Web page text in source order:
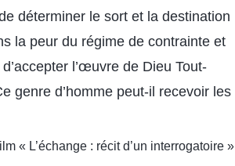
déterminer le sort et la destination
la peur du régime de contrainte et
l’œuvre de Dieu Tout-
genre d’homme peut-il recevoir les
« L’échange : récit d’un interrogatoire »